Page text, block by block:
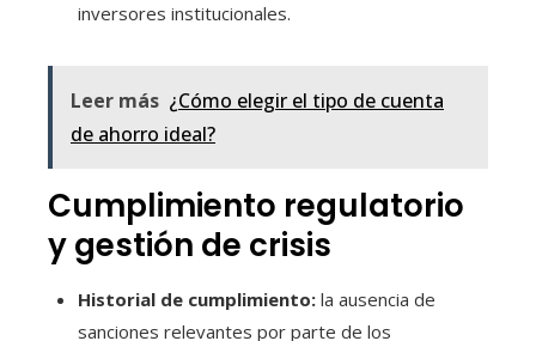
inversores institucionales.
Leer más ¿Cómo elegir el tipo de cuenta
de ahorro ideal?
Cumplimiento regulatorio
y gestión de crisis
Historial de cumplimiento: la ausencia de
sanciones relevantes por parte de los